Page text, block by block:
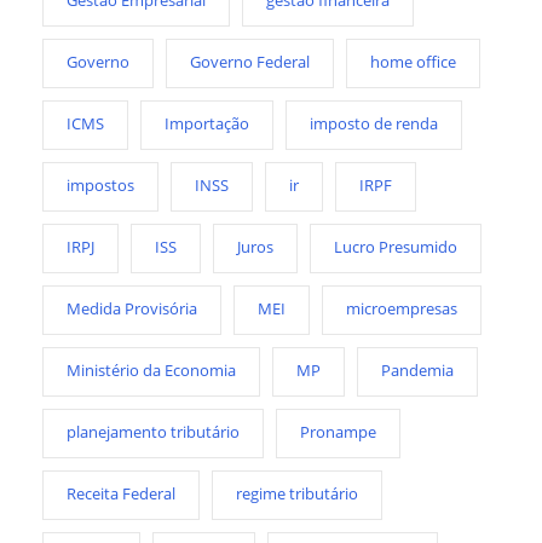
Governo Governo Federal home office
ICMS Importação imposto de renda
impostos INSS ir IRPF
IRPJ ISS Juros Lucro Presumido
Medida Provisória MEI microempresas
Ministério da Economia MP Pandemia
planejamento tributário Pronampe
Receita Federal regime tributário